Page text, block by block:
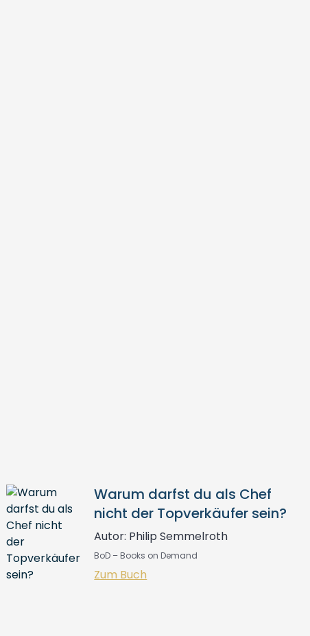
Warum darfst du als Chef
nicht der Topverkäufer sein?
Autor: Philip Semmelroth
BoD – Books on Demand
Zum Buch